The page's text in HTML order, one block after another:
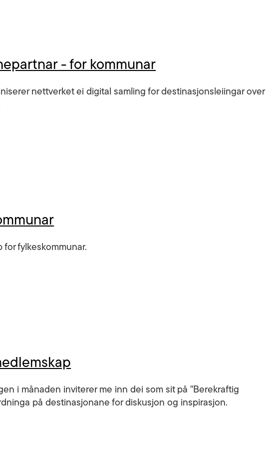
- for kommunar
nettverket ei digital samling for destinasjonsleiingar over
for fylkeskommunar.
i månaden inviterer me inn dei som sit på "Berekraftig
på destinasjonane for diskusjon og inspirasjon.